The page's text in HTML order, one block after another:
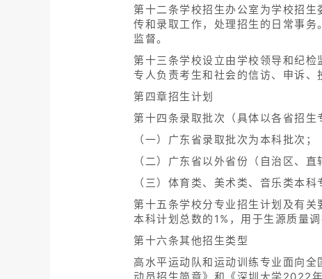
第十二条学校招生办公室为学校招
传和录取工作，处理招生的日常事
监督。
第十三条学校设立由学校领导和纪
专人负责考生和社会的信访、申诉、
第四章招生计划
第十四条录取批次（具体以各省招生
（一）广东省录取批次为本科批次；
（二）广东省以外省份（自治区、
（三）体育类、美术类、音乐类本
第十五条学校分专业招生计划及有
本科计划总数的1%，用于生源质量
第十六条其他招生类型
高水平运动队和运动训练专业面向